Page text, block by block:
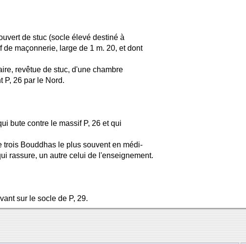
de stuc (socle élevé destiné à
maçonnerie, large de 1 m. 20, et dont
revêtue de stuc, d'une chambre
P, 26 par le Nord.
bute contre le massif P, 26 et qui
Bouddhas le plus souvent en médi-
rassure, un autre celui de l'enseignement.
sur le socle de P, 29.